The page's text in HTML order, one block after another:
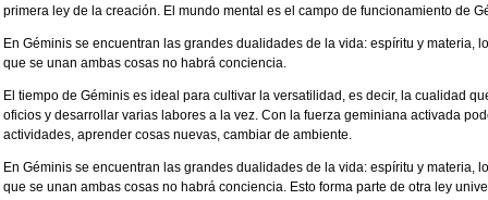
primera ley de la creación. El mundo mental es el campo de funcionamiento de
En Géminis se encuentran las grandes dualidades de la vida: espíritu y materia,
que se unan ambas cosas no habrá conciencia.
El tiempo de Géminis es ideal para cultivar la versatilidad, es decir, la cualidad
oficios y desarrollar varias labores a la vez. Con la fuerza geminiana activada
actividades, aprender cosas nuevas, cambiar de ambiente.
En Géminis se encuentran las grandes dualidades de la vida: espíritu y materia,
que se unan ambas cosas no habrá conciencia. Esto forma parte de otra ley